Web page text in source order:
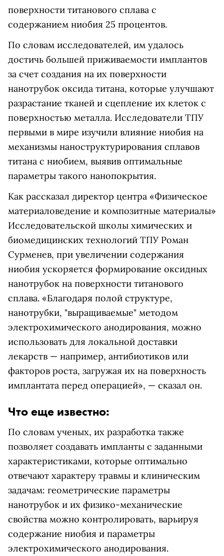
поверхности титанового сплава с
содержанием ниобия 25 процентов.
По словам исследователей, им удалось
достичь большей приживаемости имплантов
за счет создания на их поверхности
нанотрубок оксида титана, которые улучшают
разрастание тканей и сцепление их клеток с
поверхностью металла. Исследователи ТПУ
первыми в мире изучили влияние ниобия на
механизмы наноструктурирования сплавов
титана с ниобием, выявив оптимальные
параметры такого нанопокрытия.
Как рассказал директор центра «Физическое
материаловедение и композитные материалы»
Исследовательской школы химических и
биомедицинских технологий ТПУ Роман
Сурменев, при увеличении содержания
ниобия ускоряется формирование оксидных
нанотрубок на поверхности титанового
сплава. «Благодаря полой структуре,
нанотрубки, "выращиваемые" методом
электрохимического анодирования, можно
использовать для локальной доставки
лекарств — например, антибиотиков или
факторов роста, загружая их на поверхность
имплантата перед операцией», — сказал он.
Что еще известно:
По словам ученых, их разработка также
позволяет создавать импланты с заданными
характеристиками, которые оптимально
отвечают характеру травмы и клиническим
задачам: геометрические параметры
нанотрубок и их физико-механические
свойства можно контролировать, варьируя
содержание ниобия и параметры
электрохимического анодирования.